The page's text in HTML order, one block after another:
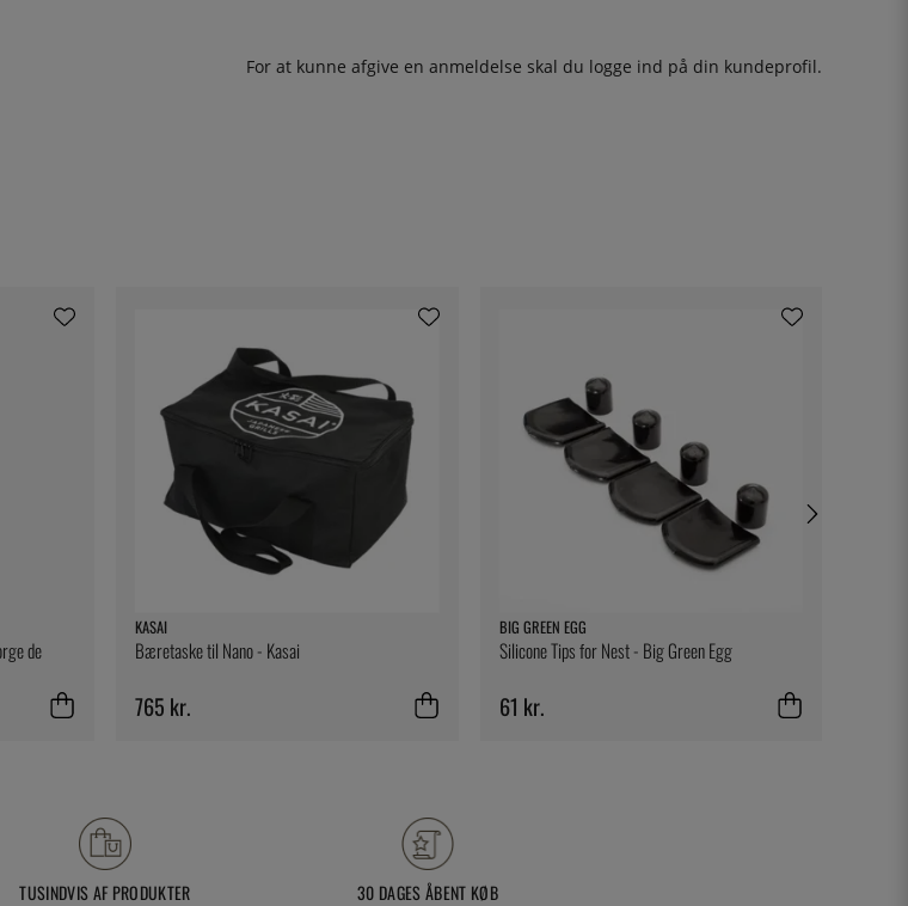
For at kunne afgive en anmeldelse skal du logge ind på din kundeprofil.
de
KASAI
Bæretaske til Nano - Kasai
765 kr.
BIG GREEN EGG
Silicone Tips for Nest - Big Green Egg
61 kr.
TUSINDVIS AF PRODUKTER 30 DAGES ÅBENT KØB